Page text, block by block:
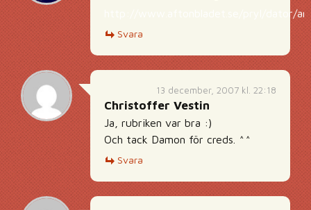
http://www.aftonbladet.se/pryl/dator/
Svara
13 december, 2007 kl. 22:18
Christoffer Vestin
Ja, rubriken var bra :)
Och tack Damon för creds. ^^
Svara